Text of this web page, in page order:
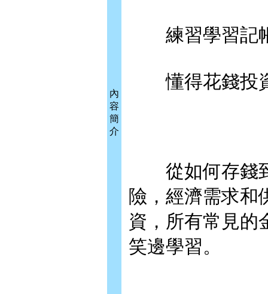
內
容
簡
介
練習學習記帳
懂得花錢投資
從如何存錢到
險，經濟需求和
資，所有常見的
笑邊學習。